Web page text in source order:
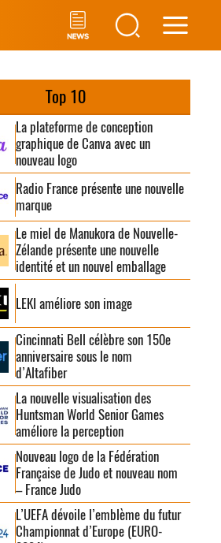
Top 10
La plateforme de conception
graphique de Canva avec un
nouveau logo
Radio France présente une nouvelle
marque
Le miel de Manukora de Nouvelle-
Zélande présente une nouvelle
identité et un nouvel emballage
LEKI améliore son image
Cincinnati Bell célèbre son 150e
anniversaire sous le nom
d’Altafiber
La nouvelle visualisation des
Huntsman World Senior Games
améliore la perception
Nouveau logo de la Fédération
Française de Judo et nouveau nom
– France Judo
L’UEFA dévoile l’emblème du futur
Championnat d’Europe (EURO-